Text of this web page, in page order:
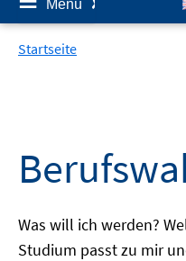
Menü ✘
Startseite
Was will ich werden?
Studium passt zu mir